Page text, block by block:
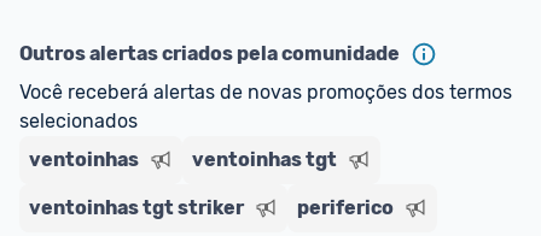
E lembre-se: você sempre pode contar ajuda da
comunidade para tirar dúvidas ou acionar os
nossos Admins marcando
comentário ou através do Fale com o Promobit.
Outros alertas criados pela comunidade
Você receberá alertas de novas promoções dos termos
selecionados
ventoinhas
ventoinhas tgt
ventoinhas tgt striker periferico